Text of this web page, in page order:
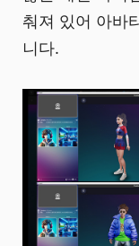
춰져 있어 아바
니다.